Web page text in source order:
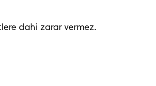
dahi zarar vermez.